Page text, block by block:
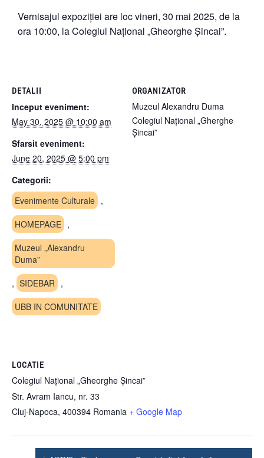
Vernisajul expoziției are loc vineri, 30 mai 2025, de la
ora 10:00, la Colegiul Național „Gheorghe Șincai”.
DETALII
Inceput eveniment:
May 30, 2025 @ 10:00 am
Sfarsit eveniment:
June 20, 2025 @ 5:00 pm
Categorii:
Evenimente Culturale ,
HOMEPAGE ,
Muzeul „Alexandru
Duma”
, SIDEBAR ,
UBB IN COMUNITATE
ORGANIZATOR
Muzeul Alexandru Duma
Colegiul Național „Gherghe
Șincai”
LOCATIE
Colegiul Național „Gheorghe Șincai”
Str. Avram Iancu, nr. 33
Cluj-Napoca, 400394 Romania + Google Map